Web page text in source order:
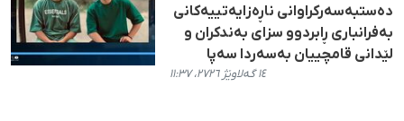
دەستبەسەرکراوانی ناڕەزایەتییەکانی
بەفرانباری ڕابردوو سزای بەندکران و
لێدانی قامچییان بەسەردا سەپا
١٤ گەلاوێژ ٢٧٢٦، ١١:٣٧